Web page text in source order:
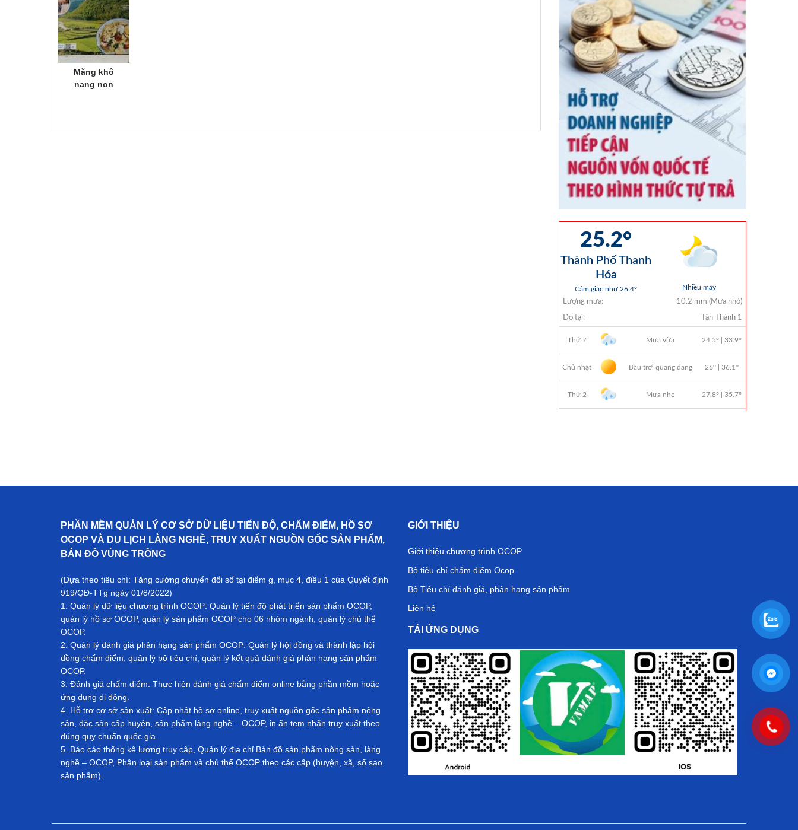
Măng khô
nang non
PHẦN MỀM QUẢN LÝ CƠ SỞ DỮ LIỆU TIẾN ĐỘ, CHẤM ĐIỂM, HỒ SƠ
OCOP VÀ DU LỊCH LÀNG NGHỀ, TRUY XUẤT NGUỒN GỐC SẢN PHẨM,
BẢN ĐỒ VÙNG TRỒNG
(Dựa theo tiêu chí: Tăng cường chuyển đổi số tại điểm g, mục 4, điều 1 của Quyết định
919/QĐ-TTg ngày 01/8/2022)
1. Quản lý dữ liệu chương trình OCOP: Quản lý tiến độ phát triển sản phẩm OCOP,
quản lý hồ sơ OCOP, quản lý sản phẩm OCOP cho 06 nhóm ngành, quản lý chủ thể
OCOP.
2. Quản lý đánh giá phân hạng sản phẩm OCOP: Quản lý hội đồng và thành lập hội
đồng chấm điểm, quản lý bộ tiêu chí, quản lý kết quả đánh giá phân hạng sản phẩm
OCOP.
3. Đánh giá chấm điểm: Thực hiện đánh giá chấm điểm online bằng phần mềm hoặc
ứng dụng di động.
4. Hỗ trợ cơ sở sản xuất: Cập nhật hồ sơ online, truy xuất nguồn gốc sản phẩm nông
sản, đặc sản cấp huyện, sản phẩm làng nghề – OCOP, in ấn tem nhãn truy xuất theo
đúng quy chuẩn quốc gia.
5. Báo cáo thống kê lượng truy cập, Quản lý địa chỉ Bản đồ sản phẩm nông sản, làng
nghề – OCOP, Phân loại sản phẩm và chủ thể OCOP theo các cấp (huyện, xã, số sao
sản phẩm).
GIỚI THIỆU
Giới thiệu chương trình OCOP
Bộ tiêu chí chấm điểm Ocop
Bộ Tiêu chí đánh giá, phân hạng sản phẩm
Liên hệ
TẢI ỨNG DỤNG